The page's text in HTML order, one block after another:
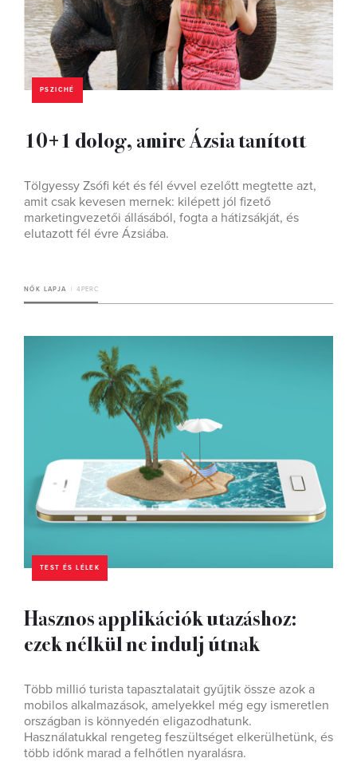
PSZICHÉ
10+1 dolog, amire Ázsia tanított
Tölgyessy Zsóﬁ két és fél évvel ezelőtt megtette azt,
amit csak kevesen mernek: kilépett jól ﬁzető
marketingvezetői állásából, fogta a hátizsákját, és
elutazott fél évre Ázsiába.
NŐK LAPJA 4 PERC
TEST ÉS LÉLEK
Hasznos applikációk utazáshoz:
ezek nélkül ne indulj útnak
Több millió turista tapasztalatait gyűjtik össze azok a
mobilos alkalmazások, amelyekkel még egy ismeretlen
országban is könnyedén eligazodhatunk.
Használatukkal rengeteg feszültséget elkerülhetünk, és
több időnk marad a felhőtlen nyaralásra.